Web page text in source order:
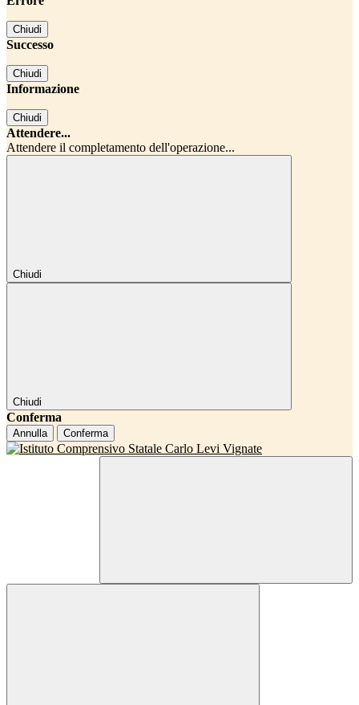
Chiudi
Successo
Chiudi
Informazione
Chiudi
Attendere...
Attendere il completamento dell'operazione...
Chiudi
Chiudi
Conferma
Annulla Conferma